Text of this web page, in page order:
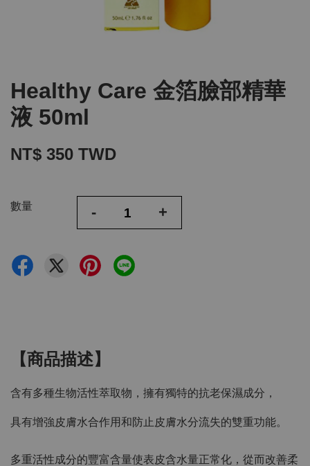
Healthy Care 金箔臉部精華
液 50ml
NT$ 350 TWD
數量 - +
【商品描述】
含有多種生物活性萃取物，擁有獨特的抗老保濕成分，
具有增強皮膚水合作用和防止皮膚水分流失的雙重功能。
多重活性成分的豐富含量使表皮含水量正常化，從而改善柔